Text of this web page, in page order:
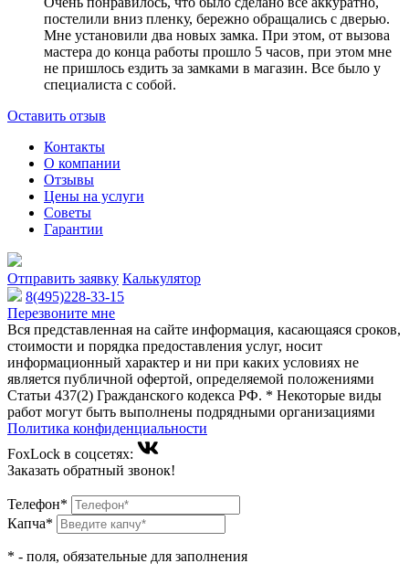
постелили вниз пленку, бережно обращались с дверью.
Мне установили два новых замка. При этом, от вызова
мастера до конца работы прошло 5 часов, при этом мне
не пришлось ездить за замками в магазин. Все было у
специалиста с собой.
Оставить отзыв
Контакты
О компании
Отзывы
Цены на услуги
Советы
Гарантии
Отправить заявку Калькулятор
8(495)228-33-15
Перезвоните мне
Вся представленная на сайте информация, касающаяся сроков,
стоимости и порядка предоставления услуг, носит
информационный характер и ни при каких условиях не
является публичной офертой, определяемой положениями
Статьи 437(2) Гражданского кодекса РФ. * Некоторые виды
работ могут быть выполнены подрядными организациями
Политика конфиденциальности
FoxLock в соцсетях:
Заказать обратный звонок!
Телефон*
Капча*
* - поля, обязательные для заполнения